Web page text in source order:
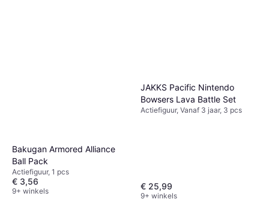
Bakugan Armored Alliance
Ball Pack
Actiefiguur, 1 pcs
€ 3,56
9+ winkels
JAKKS Pacific Nintendo
Bowsers Lava Battle Set
Actiefiguur, Vanaf 3 jaar, 3 pcs
€ 25,99
9+ winkels